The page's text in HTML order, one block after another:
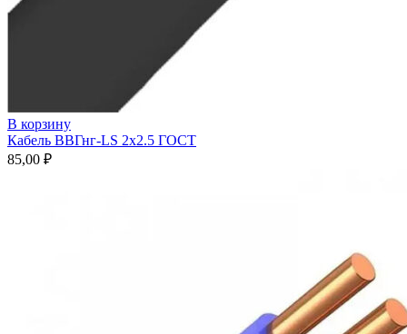
В корзину
Кабель ВВГнг-LS 2х2.5 ГОСТ
85,00 ₽